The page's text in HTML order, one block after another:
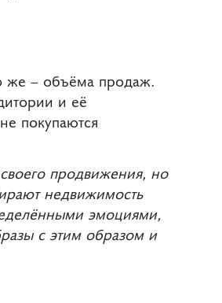
же – объёма продаж.
и её
покупаются
продвижения, но
недвижимость
эмоциями,
с этим образом и